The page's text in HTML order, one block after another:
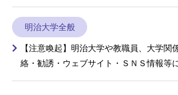
明治大学全般
【注意喚起】明治大学や教職員、大学関
絡・勧誘・ウェブサイト・ＳＮＳ情報等